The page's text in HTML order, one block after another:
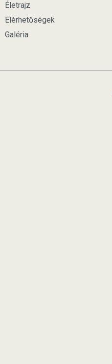
Életrajz
Elérhetőségek
Galéria